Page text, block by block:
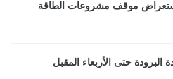
موقف مشروعات الطاقة